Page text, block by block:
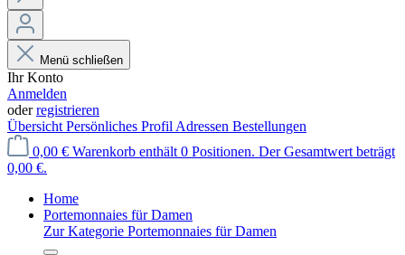
Menü schließen
Ihr Konto
Anmelden
oderregistrieren
Übersicht Persönliches Profil Adressen Bestellungen
0,00 € Warenkorb enthält 0 Positionen. Der Gesamtwert beträgt
0,00 €.
Home
Portemonnaies für Damen
Zur Kategorie Portemonnaies für Damen